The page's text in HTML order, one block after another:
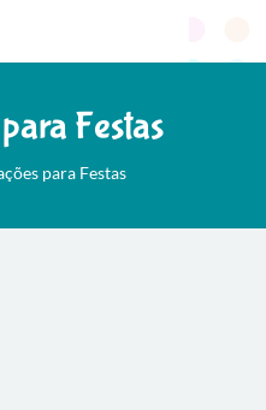
Festas
para Festas